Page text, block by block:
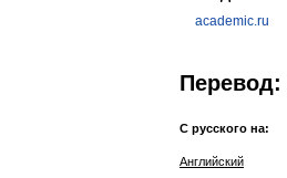
academic.ru
Перевод:
С русского на:
Английский